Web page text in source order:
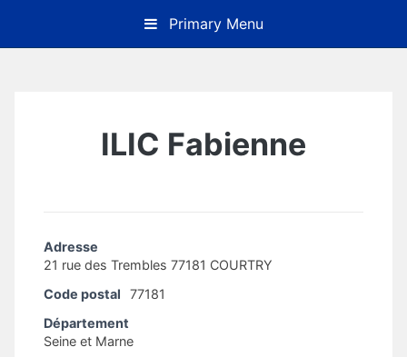
content
Primary Menu
ILIC Fabienne
Adresse
21 rue des Trembles 77181 COURTRY
Code postal
77181
Département
Seine et Marne